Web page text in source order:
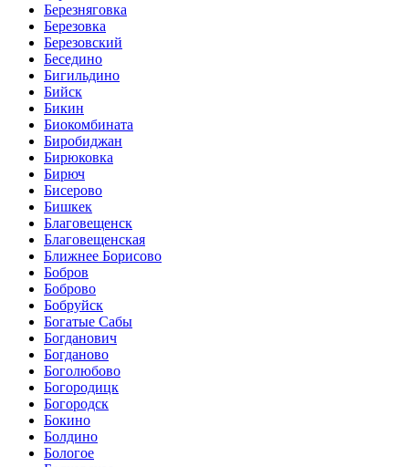
Березняговка
Березовка
Березовский
Беседино
Бигильдино
Бийск
Бикин
Биокомбината
Биробиджан
Бирюковка
Бирюч
Бисерово
Бишкек
Благовещенск
Благовещенская
Ближнее Борисово
Бобров
Боброво
Бобруйск
Богатые Сабы
Богданович
Богданово
Боголюбово
Богородицк
Богородск
Бокино
Болдино
Бологое